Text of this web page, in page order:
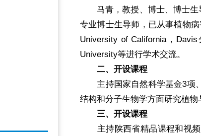
马青，教授、博士、博士生
专业博士生导师，已从事植物
University of California，
University等进行学术交流。
二、开设课程
主持国家自然科学基金3项、
结构和分子生物学方面研究植物
三、开设课程
主持陕西省精品课程和视频